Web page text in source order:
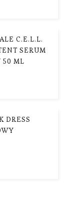
C.E.L.L.
SERUM
50 ML
DRESS